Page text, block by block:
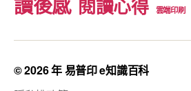
閱讀心得 雲端印刷
© 2026 年易普印 e知識百科